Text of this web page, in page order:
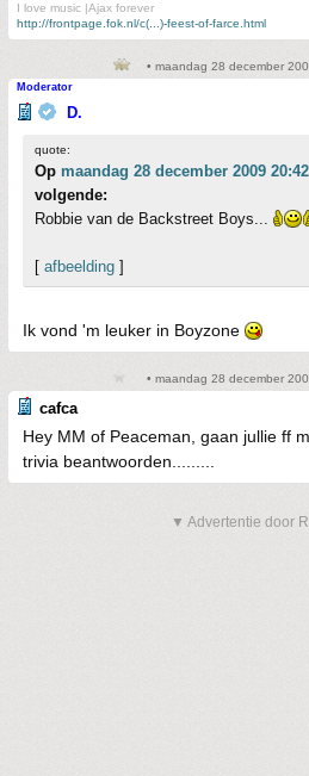
I love music |Ajax forever
http://frontpage.fok.nl/c(...)-feest-of-farce.html
• maandag 28 december
Moderator
D.
quote:
Op maandag 28 december 2009 20:42
volgende:
Robbie van de Backstreet Boys...
[ afbeelding ]
Ik vond 'm leuker in Boyzone
• maandag 28 december
cafca
Hey MM of Peaceman, gaan jullie ff
trivia beantwoorden.........
▼ Advertentie door